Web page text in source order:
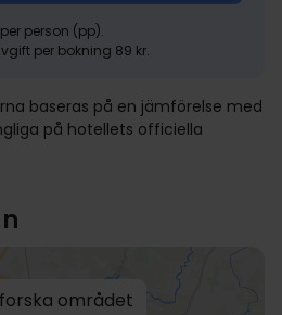
per person (pp).
per bokning 89 kr.
baseras på en jämförelse med
på hotellets officiella
området